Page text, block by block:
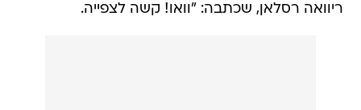
ריוואה רסלאן, שכתבה: "וואו! קשה לצפייה.